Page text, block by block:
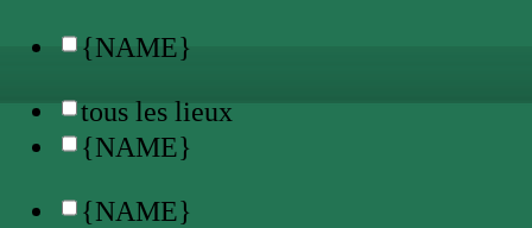
{NAME}
tous les lieux
{NAME}
{NAME}